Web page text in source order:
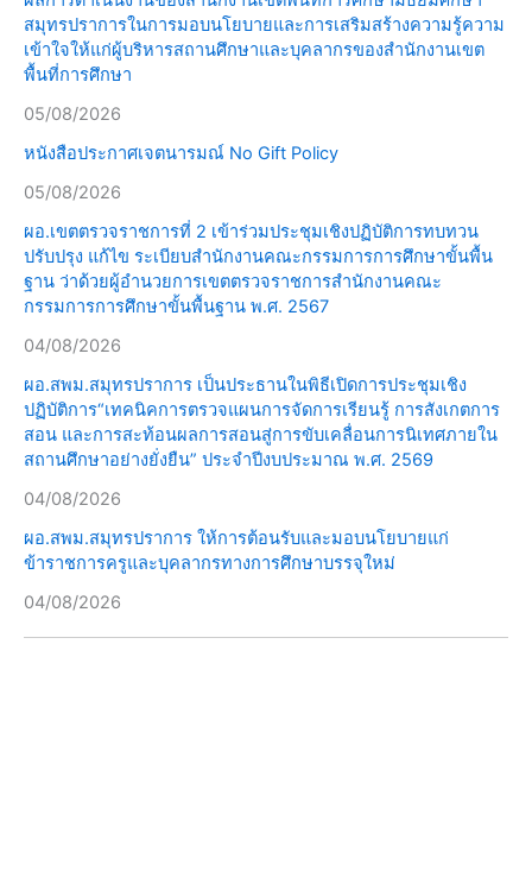
สมุทรปราการในการมอบนโยบายและการเสริมสร้างความรู้ความ
เข้าใจให้แก่ผู้บริหารสถานศึกษาและบุคลากรของสำนักงานเขต
พื้นที่การศึกษา
05/08/2026
หนังสือประกาศเจตนารมณ์ No Gift Policy
05/08/2026
ผอ.เขตตรวจราชการที่ 2 เข้าร่วมประชุมเชิงปฏิบัติการทบทวน
ปรับปรุง แก้ไข ระเบียบสำนักงานคณะกรรมการการศึกษาขั้นพื้น
ฐาน ว่าด้วยผู้อำนวยการเขตตรวจราชการสำนักงานคณะ
กรรมการการศึกษาขั้นพื้นฐาน พ.ศ. 2567
04/08/2026
ผอ.สพม.สมุทรปราการ เป็นประธานในพิธีเปิดการประชุมเชิง
ปฏิบัติการ“เทคนิคการตรวจแผนการจัดการเรียนรู้ การสังเกตการ
สอน และการสะท้อนผลการสอนสู่การขับเคลื่อนการนิเทศภายใน
สถานศึกษาอย่างยั่งยืน” ประจำปีงบประมาณ พ.ศ. 2569
04/08/2026
ผอ.สพม.สมุทรปราการ ให้การต้อนรับและมอบนโยบายแก่
ข้าราชการครูและบุคลากรทางการศึกษาบรรจุใหม่
04/08/2026